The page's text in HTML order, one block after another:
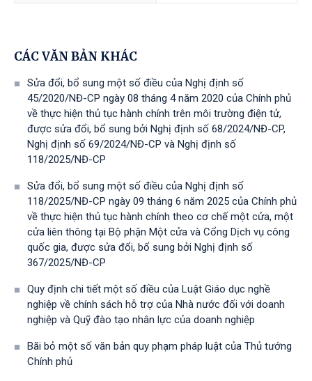
CÁC VĂN BẢN KHÁC
Sửa đổi, bổ sung một số điều của Nghị định số
45/2020/NĐ-CP ngày 08 tháng 4 năm 2020 của Chính phủ
về thực hiện thủ tục hành chính trên môi trường điện tử,
được sửa đổi, bổ sung bởi Nghị định số 68/2024/NĐ-CP,
Nghị định số 69/2024/NĐ-CP và Nghị định số
118/2025/NĐ-СР
Sửa đổi, bổ sung một số điều của Nghị định số
118/2025/NĐ-CP ngày 09 tháng 6 năm 2025 của Chính phủ
về thực hiện thủ tục hành chính theo cơ chế một cửa, một
cửa liên thông tại Bộ phận Một cửa và Cổng Dịch vụ công
quốc gia, được sửa đổi, bổ sung bởi Nghị định số
367/2025/NĐ-СР
Quy định chi tiết một số điều của Luật Giáo dục nghề
nghiệp về chính sách hỗ trợ của Nhà nước đối với doanh
nghiệp và Quỹ đào tạo nhân lực của doanh nghiệp
Bãi bỏ một số văn bản quy phạm pháp luật của Thủ tướng
Chính phủ